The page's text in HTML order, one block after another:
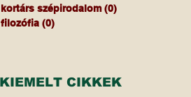
kortárs szépirodalom (0)
filozófia (0)
KIEMELT CIKKEK